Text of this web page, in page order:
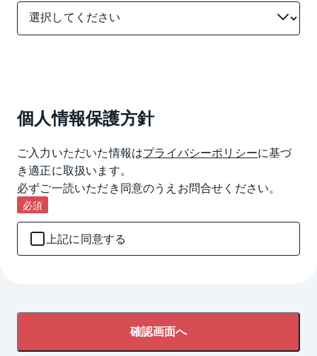
個人情報保護方針
ご入力いただいた情報はプライバシーポリシーに基づ
き適正に取扱います。
必ずご一読いただき同意のうえお問合せください。
必須
上記に同意する
確認画面へ